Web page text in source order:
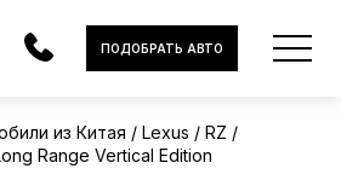
ПОДОБРАТЬ АВТО
из Китая Lexus
RZ
Range Vertical Edition